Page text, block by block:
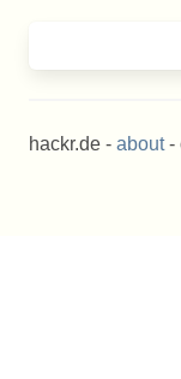
hackr.de - about-